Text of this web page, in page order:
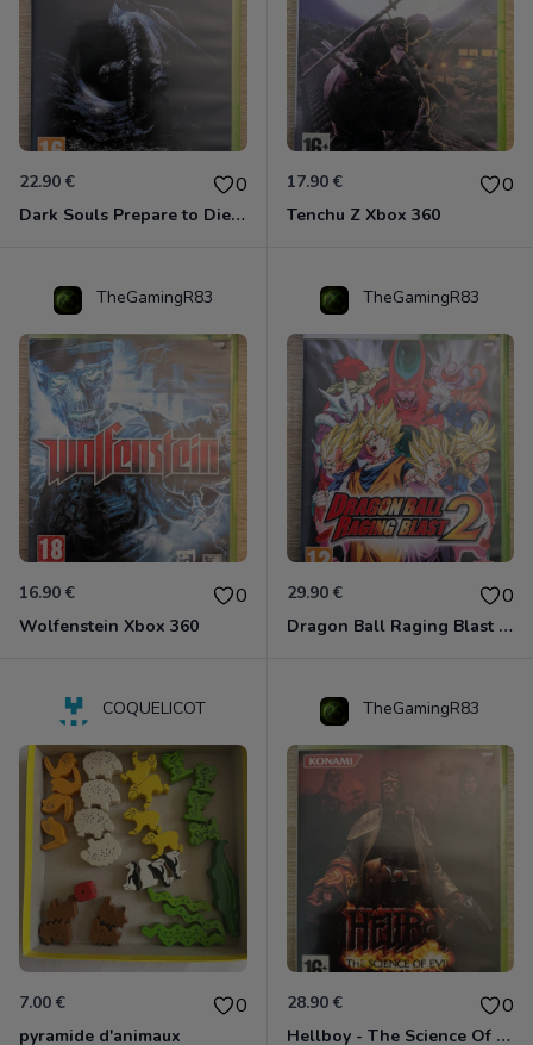
22.90 € 0
Dark Souls Prepare to Die Edition XBOX 360
17.90 € 0
Tenchu Z Xbox 360
TheGamingR83
16.90 € 0
Wolfenstein Xbox 360
TheGamingR83
29.90 € 0
Dragon Ball Raging Blast 2 Xbox 360
COQUELICOT
7.00 € 0
pyramide d'animaux
TheGamingR83
28.90 € 0
Hellboy - The Science Of Evil Xbox 360